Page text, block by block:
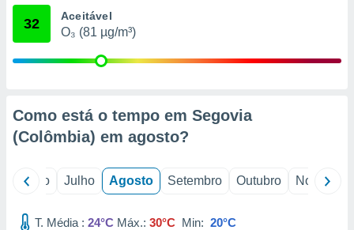
estudos
32 Aceitável
O₃ (81 µg/m³)
Como está o tempo em Segovia
(Colômbia) em agosto?
Junho Julho Agosto Setembro Outubro Novembro
T. Média : 24°C Máx.: 30°C Min: 20°C